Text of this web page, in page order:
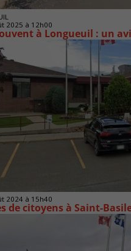
2025 à 12h00
à Longueuil : un
2024 à 15h40
de citoyens à Saint-